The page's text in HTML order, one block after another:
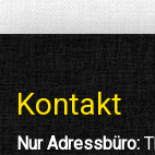
Kontakt
Nur Adressbüro: